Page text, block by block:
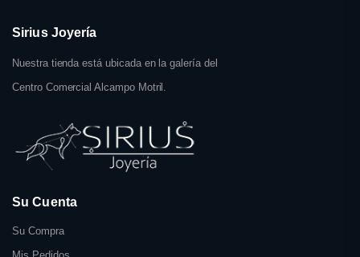
Sirius Joyería
Nuestra tienda está ubicada en la galería del
Centro Comercial Alcampo Motril.
Su Cuenta
Su Compra